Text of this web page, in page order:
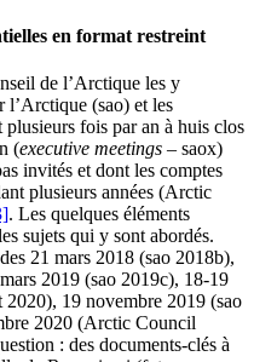
en format restreint
de l’Arctique les y
l’Arctique (sao) et les
plusieurs fois par an à huis clos
(executive meetings – saox)
invités et dont les comptes
plusieurs années (Arctic
. Les quelques éléments
sujets qui y sont abordés.
21 mars 2018 (sao 2018b),
2019 (sao 2019c), 18-19
19 novembre 2019 (sao
2020 (Arctic Council
: des documents-clés à